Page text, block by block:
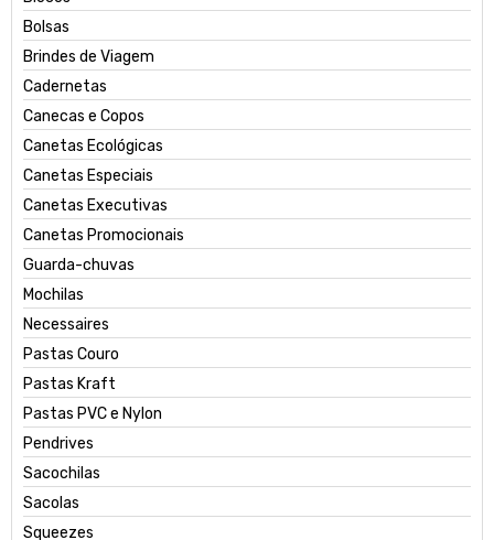
Bolsas
Brindes de Viagem
Cadernetas
Canecas e Copos
Canetas Ecológicas
Canetas Especiais
Canetas Executivas
Canetas Promocionais
Guarda-chuvas
Mochilas
Necessaires
Pastas Couro
Pastas Kraft
Pastas PVC e Nylon
Pendrives
Sacochilas
Sacolas
Squeezes